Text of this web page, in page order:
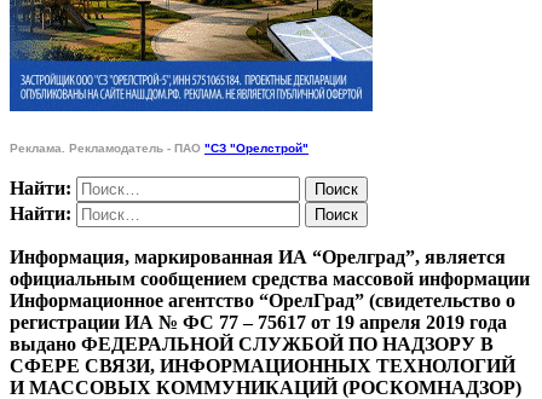
Реклама. Рекламодатель - ПАО "СЗ "Орелстрой"
Найти:
Найти:
Информация, маркированная ИА “Орелград”, является
официальным сообщением средства массовой информации
Информационное агентство “ОрелГрад” (свидетельство о
регистрации ИА № ФС 77 – 75617 от 19 апреля 2019 года
выдано ФЕДЕРАЛЬНОЙ СЛУЖБОЙ ПО НАДЗОРУ В
СФЕРЕ СВЯЗИ, ИНФОРМАЦИОННЫХ ТЕХНОЛОГИЙ
И МАССОВЫХ КОММУНИКАЦИЙ (РОСКОМНАДЗОР)